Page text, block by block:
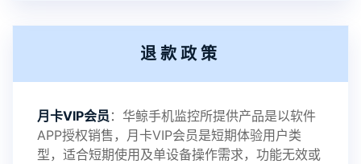
退款政策
月卡VIP会员 ：华鲸手机监控所提供产品是以软件
APP授权销售，月卡VIP会员是短期体验用户类
型，适合短期使用及单设备操作需求，功能无效或